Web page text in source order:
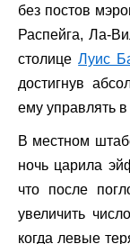
без постов
Распейга, Ла-
столицеЛуис
достигнув
ему управлять в
В местном
ночь царила
что после
увеличить
когда левые